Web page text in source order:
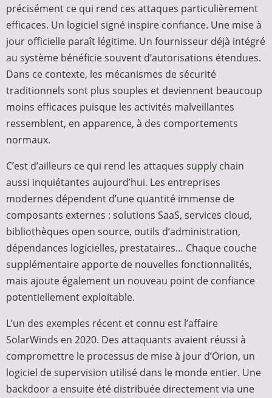
précisément ce qui rend ces attaques particulièrement
efficaces. Un logiciel signé inspire confiance. Une mise à
jour officielle paraît légitime. Un fournisseur déjà intégré
au système bénéficie souvent d’autorisations étendues.
Dans ce contexte, les mécanismes de sécurité
traditionnels sont plus souples et deviennent beaucoup
moins efficaces puisque les activités malveillantes
ressemblent, en apparence, à des comportements
normaux.
C’est d’ailleurs ce qui rend les attaques supply chain
aussi inquiétantes aujourd’hui. Les entreprises
modernes dépendent d’une quantité immense de
composants externes : solutions SaaS, services cloud,
bibliothèques open source, outils d’administration,
dépendances logicielles, prestataires… Chaque couche
supplémentaire apporte de nouvelles fonctionnalités,
mais ajoute également un nouveau point de confiance
potentiellement exploitable.
L’un des exemples récent et connu est l’affaire
SolarWinds en 2020. Des attaquants avaient réussi à
compromettre le processus de mise à jour d’Orion, un
logiciel de supervision utilisé dans le monde entier. Une
backdoor a ensuite été distribuée directement via une